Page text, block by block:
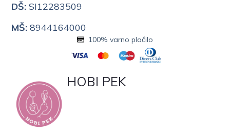
DŠ: SI12283509
MŠ: 8944164000
HOBI PEK
100% varno plačilo